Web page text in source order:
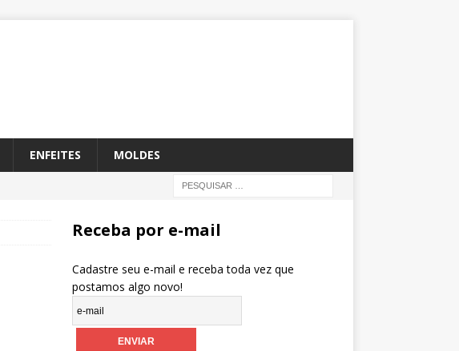
ENFEITES MOLDES
Receba por e-mail
Cadastre seu e-mail e receba toda vez que
postamos algo novo!